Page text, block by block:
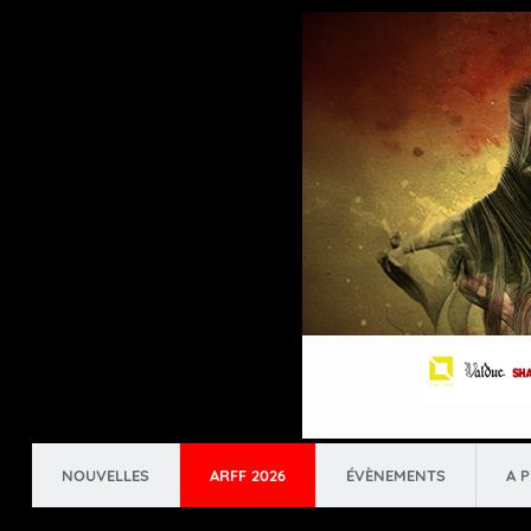
NOUVELLES ARFF 2026 ÉVÈNEMENTS A